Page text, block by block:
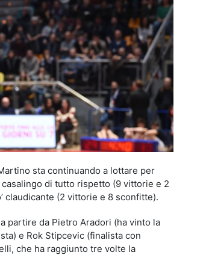
sta continuando a lottare per
di tutto rispetto (9 vittorie e 2
claudicante (2 vittorie e 8 sconfitte).
partire da Pietro Aradori (ha vinto la
e Rok Stipcevic (finalista con
che ha raggiunto tre volte la